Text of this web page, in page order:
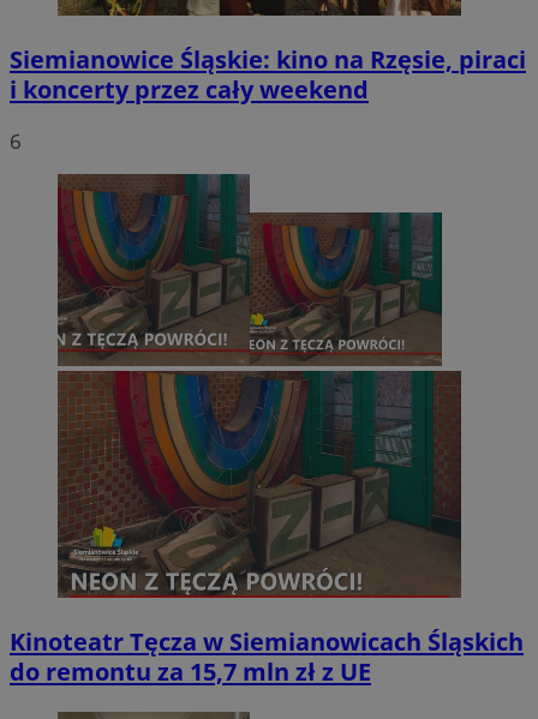
Siemianowice Śląskie: kino na Rzęsie, piraci
i koncerty przez cały weekend
6
Kinoteatr Tęcza w Siemianowicach Śląskich
do remontu za 15,7 mln zł z UE